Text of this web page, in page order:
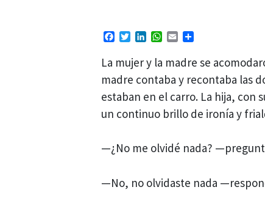
Facebook
TwitterLinkedIn
WhatsApp
Email
La mujer y la madre se
madre contaba y recontaba las
estaban en el carro. La hija, con
un continuo brillo de ironía y
—¿No me olvidé nada?
—No, no olvidaste nada